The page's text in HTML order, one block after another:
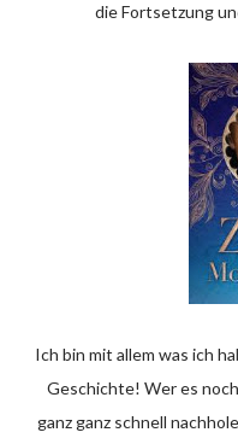
die Fortsetzung
Ich bin mit allem was ich habe verliebt in dieses Buch und seine
Geschichte! Wer es
ganz ganz schnell